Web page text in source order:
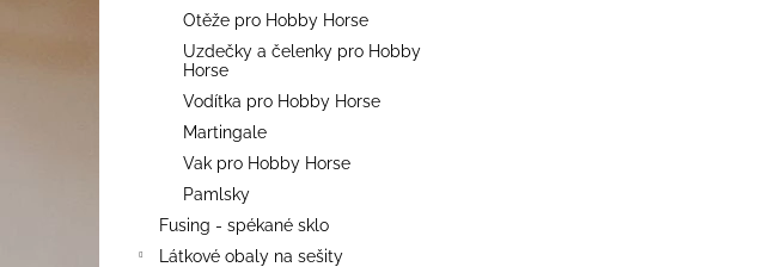
Otěže pro Hobby Horse
Uzdečky a čelenky pro Hobby
Horse
Vodítka pro Hobby Horse
Martingale
Vak pro Hobby Horse
Pamlsky
Fusing - spékané sklo
Látkové obaly na sešity